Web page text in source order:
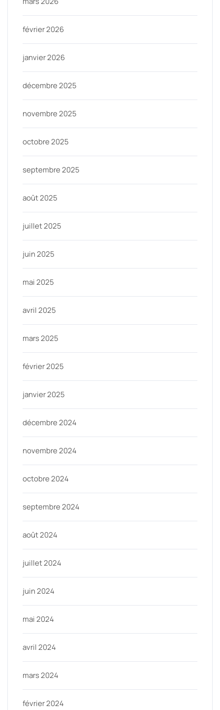
février 2026
janvier 2026
décembre 2025
novembre 2025
octobre 2025
septembre 2025
août 2025
juillet 2025
juin 2025
mai 2025
avril 2025
mars 2025
février 2025
janvier 2025
décembre 2024
novembre 2024
octobre 2024
septembre 2024
août 2024
juillet 2024
juin 2024
mai 2024
avril 2024
mars 2024
février 2024